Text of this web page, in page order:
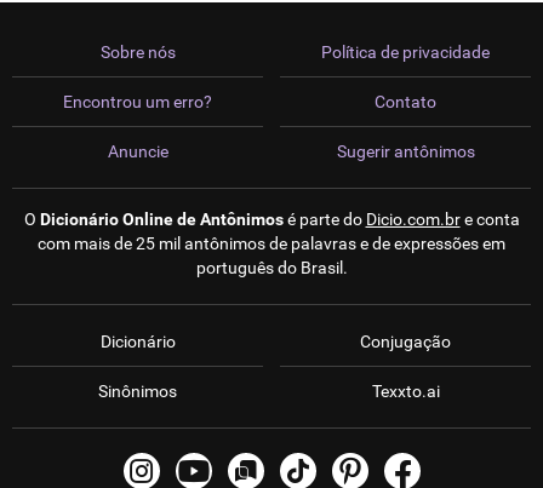
Sobre nós
Encontrou um erro?
Anuncie
Política de privacidade
Contato
Sugerir antônimos
O Dicionário Online de Antônimosé parte do Dicio.com.bre conta
com mais de 25 mil antônimos de palavras e de expressões em
português do Brasil.
Dicionário
Sinônimos
Conjugação
Texxto.ai